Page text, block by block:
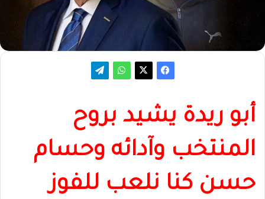
أبو ريدة يشيد بروح
المنتخب وآدائه وحسام
حسن كنا نلعب للفوز